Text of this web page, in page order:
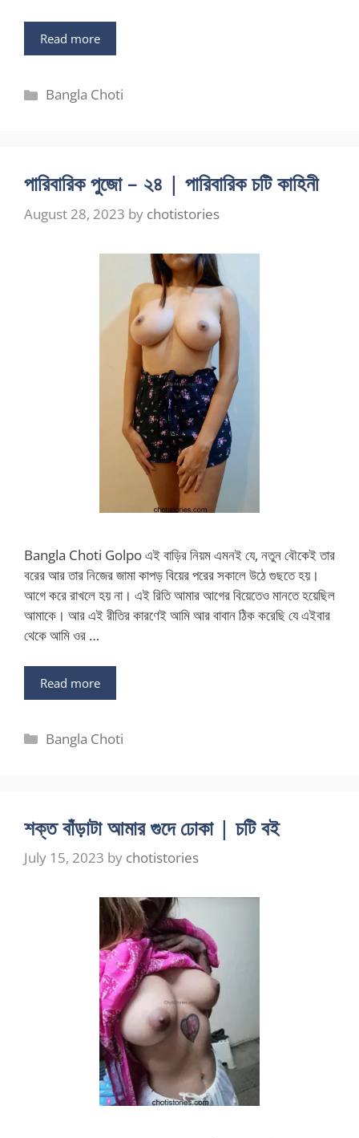
Read more
Categories
Bangla Choti
পারিবারিক পুজো – ২৪ | পারিবারিক চটি কাহিনী
August 28, 2023 by chotistories
Bangla Choti Golpo এই বাড়ির নিয়ম এমনই যে, নতুন বৌকেই তার
বরের আর তার নিজের জামা কাপড় বিয়ের পরের সকালে উঠে গুছতে হয়।
আগে করে রাখলে হয় না। এই রিতি আমার আগের বিয়েতেও মানতে হয়েছিল
আমাকে। আর এই রীতির কারণেই আমি আর বাবান ঠিক করেছি যে এইবার
থেকে আমি ওর …
Read more
Categories
Bangla Choti
শক্ত বাঁড়াটা আমার গুদে ঢোকা | চটি বই
July 15, 2023 by chotistories